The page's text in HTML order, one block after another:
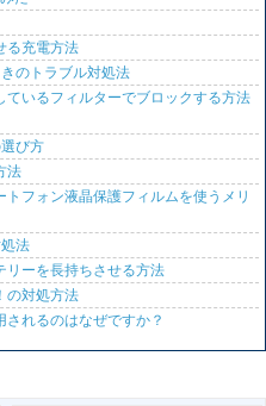
る充電方法
のトラブル対処法
いるフィルターでブロックする方法
び方
法
フォン液晶保護フィルムを使うメリ
法
リーを長持ちさせる方法
の対処方法
れるのはなぜですか？